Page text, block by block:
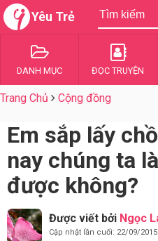
Yêu Trẻ
DANH MỤC ĐỌC TRUYỆN
Trang Chủ Cộng đồng
Em sắp lấy
nay chúng ta
được không?
Được viết bởi Ngọc
Cập nhật lần cuối: 22/09/2015